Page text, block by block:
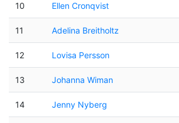
10 Ellen Cronqvist
11 Adelina Breitholtz
12 Lovisa Persson
13 Johanna Wiman
14 Jenny Nyberg